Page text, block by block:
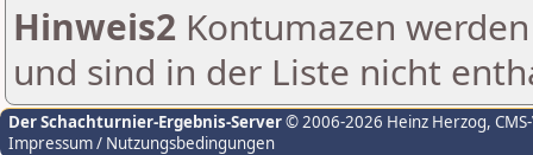
Hinweis2 Kontumazen
und sind in der Liste nicht
Der Schachturnier-Ergebnis-Server© 2006-2026 Heinz Herzog,
Impressum / Nutzungsbedingungen